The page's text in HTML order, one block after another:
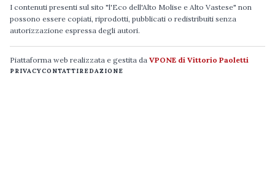
I contenuti presenti sul sito "l'Eco dell'Alto Molise e Alto Vastese" non
possono essere copiati, riprodotti, pubblicati o redistribuiti senza
autorizzazione espressa degli autori.
Piattaforma web realizzata e gestita da VPONE di Vittorio Paoletti
PRIVACYCONTATTIREDAZIONE